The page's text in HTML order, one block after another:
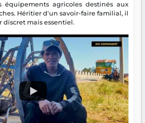
équipements agricoles destinés aux
Héritier d'un savoir-faire familial, il
mais essentiel.